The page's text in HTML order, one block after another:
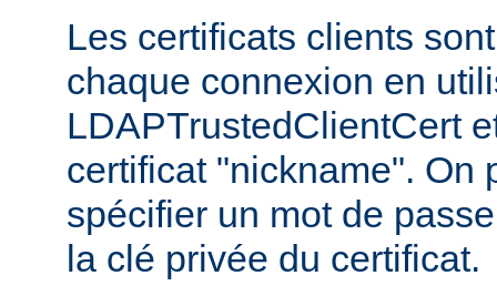
Les certificats clients
chaque connexion en
LDAPTrustedClientCert
certificat "nickname". On
spécifier un mot de
la clé privée du certificat.